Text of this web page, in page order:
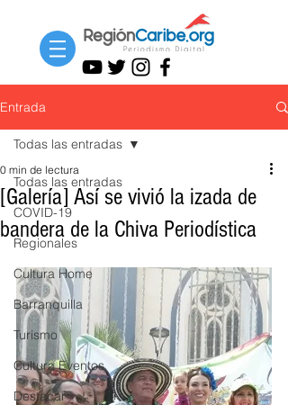
Entrada
Todas las entradas
COVID-19
Regionales
Cultura Home
Barranquilla
Turismo
Cultura Eventos
Destacar
Todas las entradas
[Galería] Así se vivió la izada de
bandera de la Chiva Periodística
0 min de lectura